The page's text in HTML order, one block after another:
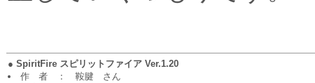
● SpiritFire スピリットファイア Ver.1.20
作 者 ： 鞍腱 さん